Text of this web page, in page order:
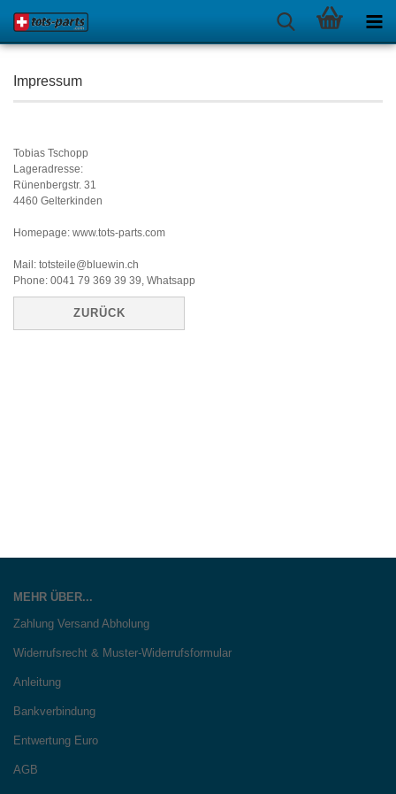
Impressum
Tobias Tschopp
Lageradresse:
Rünenbergstr. 31
4460 Gelterkinden
Homepage: www.tots-parts.com
Mail: totsteile@bluewin.ch
Phone: 0041 79 369 39 39, Whatsapp
ZURÜCK
MEHR ÜBER...
Zahlung Versand Abholung
Widerrufsrecht & Muster-Widerrufsformular
Anleitung
Bankverbindung
Entwertung Euro
AGB